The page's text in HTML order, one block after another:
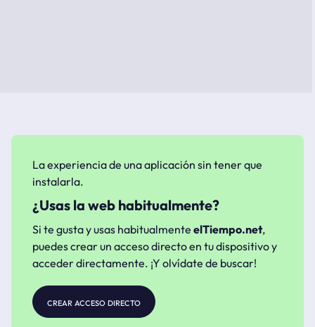
La experiencia de una aplicación sin tener que
instalarla.
¿Usas la web habitualmente?
Si te gusta y usas habitualmente elTiempo.net,
puedes crear un acceso directo en tu dispositivo y
acceder directamente. ¡Y olvídate de buscar!
crear acceso directo